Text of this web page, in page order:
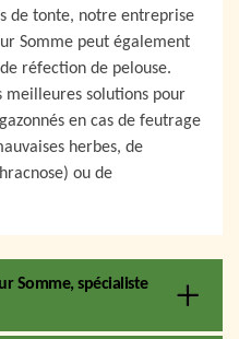
de tonte, notre entreprise
Somme peut également
réfection de pelouse.
meilleures solutions pour
en cas de feutrage
herbes, de
ou de
Somme, spécialiste